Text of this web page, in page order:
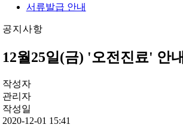
서류발급 안내
공지사항
12월25일(금) '오전진료' 안내
작성자
관리자
작성일
2020-12-01 15:41